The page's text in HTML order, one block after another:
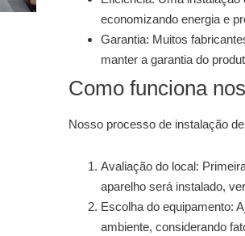
economizando energia e
Garantia: Muitos
manter a garantia do
Como funciona
Nosso processo de instalação
Avaliação do local:
aparelho será instalado,
Escolha do equipamento:
ambiente, considerando